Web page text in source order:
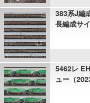
383系J編
長編成サ
5462レ
ュー（